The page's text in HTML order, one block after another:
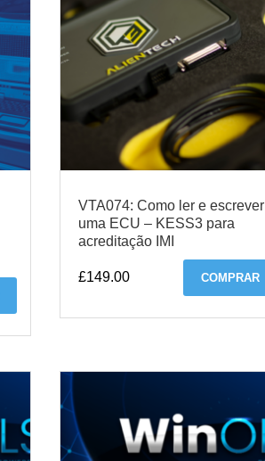
VTA074: Como ler e escrever
uma ECU – KESS3 para
acreditação IMI
£149.00 COMPRAR